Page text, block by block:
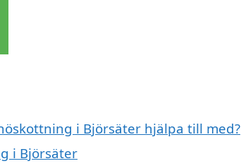
i Björsäter hjälpa till med?
i Björsäter